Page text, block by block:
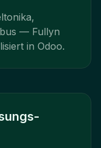
— Fullyn
in Odoo.